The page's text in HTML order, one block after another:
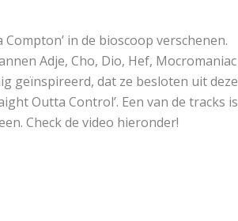
in de bioscoop verschenen.
Adje, Cho, Dio, Hef, Mocromaniac
geïnspireerd, dat ze besloten uit deze
Outta Control’. Een van de tracks is
Check de video hieronder!